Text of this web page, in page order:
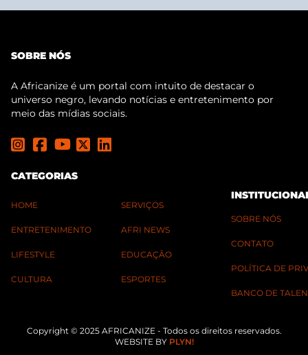
SOBRE NÓS
A Africanize é um portal com intuito de destacar o
universo negro, levando notícias e entretenimento por
meio das mídias sociais.
CATEGORIAS
HOME
ENTRETENIMENTO
LIFESTYLE
CULTURA
SERVIÇOS
AFRI NEWS
EDUCAÇÃO
ESPORTES
SOBRE NÓS
CONTATO
POLÍTICA DE
BANCO DE
Copyright © 2025 AFRICANIZE - Todos os direitos reservados.
WEBSITE BY PLYN!